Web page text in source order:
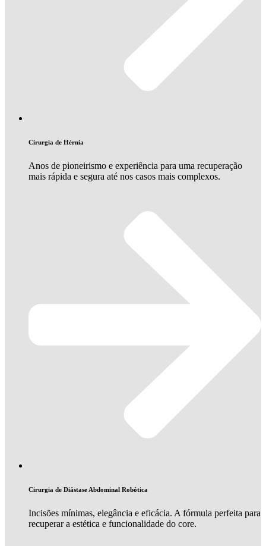
Cirurgia de Hérnia
Anos de pioneirismo e experiência para uma recuperação
mais rápida e segura até nos casos mais complexos.
Cirurgia de Diástase Abdominal Robótica
Incisões mínimas, elegância e eficácia. A fórmula perfeita para
recuperar a estética e funcionalidade do core.